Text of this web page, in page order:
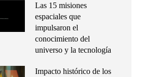
Las 15 misiones
espaciales que
impulsaron el
conocimiento del
universo y la tecnología
Impacto histórico de los